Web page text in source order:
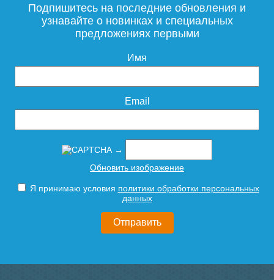
35 814
электрический RAGLO
R350.07.03 настенный
сенсорный с
35 814
Полотенцесушитель
электрический RAGLO
сенсорный с
терморегулятором, графит
Подпишитесь на последние обновления и
узнавайте о новинках и специальных
предложениях первыми
Имя
Email
→
Обновить изображение
Я принимаю условия политики обработки персональных
данных